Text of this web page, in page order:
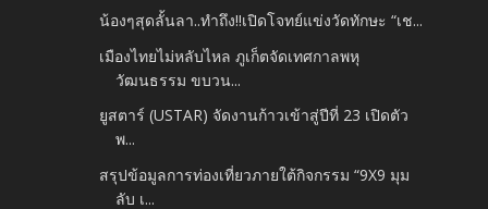
น้องๆสุดลั้นลา..ทำถึง!!เปิดโจทย์แข่งวัดทักษะ “เช...
เมืองไทยไม่หลับไหล ภูเก็ตจัดเทศกาลพหุ
วัฒนธรรม ขบวน...
ยูสตาร์ (USTAR) จัดงานก้าวเข้าสู่ปีที่ 23 เปิดตัว
พ...
สรุปข้อมูลการท่องเที่ยวภายใต้กิจกรรม “9X9 มุม
ลับ เ...